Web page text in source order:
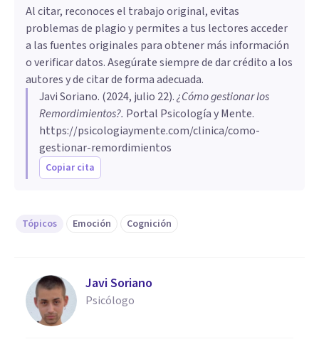
Al citar, reconoces el trabajo original, evitas
problemas de plagio y permites a tus lectores acceder
a las fuentes originales para obtener más información
o verificar datos. Asegúrate siempre de dar crédito a los
autores y de citar de forma adecuada.
Javi Soriano. (2024, julio 22).¿Cómo gestionar los
Remordimientos?. Portal Psicología y Mente.
https://psicologiaymente.com/clinica/como-
gestionar-remordimientos
Copiar cita
Tópicos Emoción Cognición
Javi Soriano
Psicólogo